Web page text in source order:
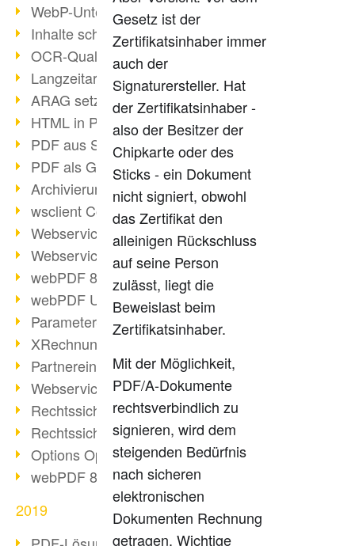
WebP-Unterstützung
Inhalte schwärzen
OCR-Qualität verbessert
Langzeitarchivierung PDF
ARAG setzt auf webPDF
HTML in PDF umwandeln
PDF aus SAP
PDF als Grafik exportieren
Archivierung & Migration
wsclient Converter
Webservice Toolbox (3)
Webservice PDF/A
webPDF 8 Neuerungen (Teil 2)
webPDF Update 8.0.0.2058
Parameter-Umstellung
XRechnung bei deutschen Behörden
Partnereinsatz unserer Software
Webservice Beispiel: XMP-Metadaten
Rechtssichere Mail-Archivierung (2)
Rechtssichere Mail-Archivierung (1)
Options Operation
webPDF 8 Neuerungen (Teil 1)
2019
Gesetz ist der
Zertifikatsinhaber immer
auch der
Signaturersteller. Hat
der Zertifikatsinhaber -
also der Besitzer der
Chipkarte oder des
Sticks - ein Dokument
nicht signiert, obwohl
das Zertifikat den
alleinigen Rückschluss
auf seine Person
zulässt, liegt die
Beweislast beim
Zertifikatsinhaber.
Mit der Möglichkeit,
PDF/A-Dokumente
rechtsverbindlich zu
signieren, wird dem
steigenden Bedürfnis
nach sicheren
elektronischen
Dokumenten Rechnung
getragen. Wichtige